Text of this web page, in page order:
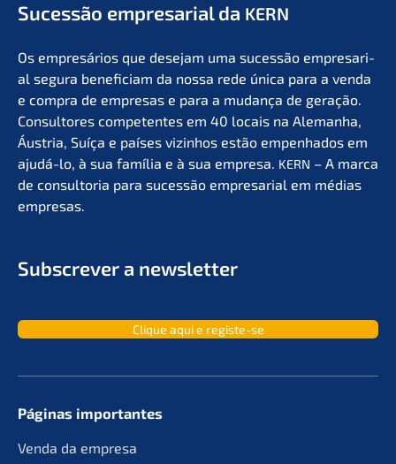
Suces­são empre­sa­ri­al da KERN
Os empresá­ri­os que desejam uma suces­são empre­sa­ri­
al segura benefi­ci­am da nossa rede única para a venda
e compra de empre­sas e para a mudan­ça de geração.
Consul­to­res compe­ten­tes em 40 locais na Aleman­ha,
Áustria, Suíça e países vizin­hos estão empen­ha­dos em
ajudá-lo, à sua família e à sua empre­sa. KERN – A marca
de consult­oria para suces­são empre­sa­ri­al em médias
empresas.
Subscrever a newsletter
Clique aqui e registe-se
Páginas importan­tes
Venda da empresa